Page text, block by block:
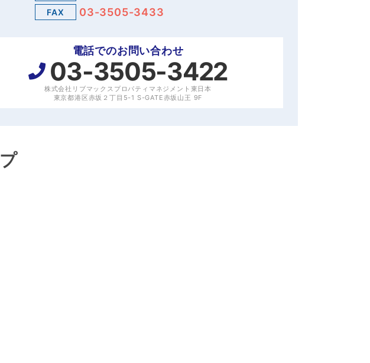
FAX 03-3505-3433
電話でのお問い合わせ
03-3505-3422
株式会社リブマックスプロパティマネジメント東日本
東京都港区赤坂２丁目5-1 S-GATE赤坂山王 9F